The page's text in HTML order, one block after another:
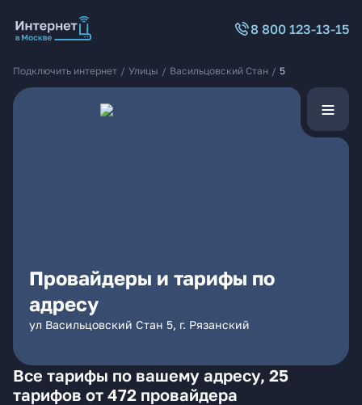
8 800 123-13-15
Подключить интернет / Улицы / Васильцовский Стан / 5
Провайдеры и тарифы по
адресу
ул Васильцовский Стан 5, г. Рязанский
Все тарифы по вашему адресу, 25
тарифов от 472 провайдера